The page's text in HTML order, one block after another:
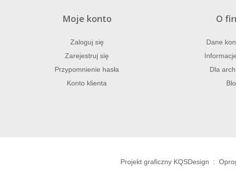
Moje konto
Zaloguj się
Zarejestruj się
Przypomnienie hasła
Konto klienta
O
Dane
Dla
Projekt graficzny KQSDesign :